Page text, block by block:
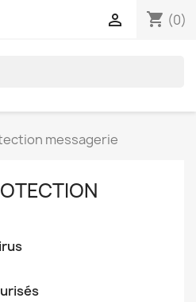
shopping_cart (0)

messagerie